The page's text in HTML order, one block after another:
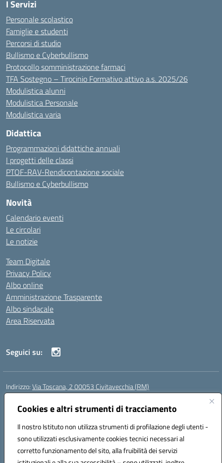
Cookies e altri strumenti di tracciamento
Il nostro Istituto non utilizza strumenti di profilazione degli utenti -
sono utilizzati esclusivamente cookies tecnici necessari al
corretto funzionamento del sito, alla fruibilità dei servizi
I Servizi
Personale scolastico
Famiglie e studenti
Percorsi di studio
Bullismo e Cyberbullismo
Protocollo somministrazione farmaci
TFA Sostegno – Tirocinio Formativo attivo a.s. 2025/26
Modulistica alunni
Modulistica Personale
Modulistica varia
Didattica
Programmazioni didattiche annuali
I progetti delle classi
PTOF-RAV-Rendicontazione sociale
Bullismo e Cyberbullismo
Novità
Calendario eventi
Le circolari
Le notizie
Team Digitale
Privacy Policy
Albo online
Amministrazione Trasparente
Albo sindacale
Area Riservata
Seguici su:
Indirizzo:Via Toscana, 2 00053 Civitavecchia (RM)
Centralino:
Posta elettronica certificata (PEC):rmic8b900g@pec.istruzione.it
Codice fiscale: 91038380589
Codice meccanografico:RMIC8B900G
Codice Indice delle Pubbliche Amministrazioni (IPA): istsc_rmic8b900g
Codice unico di fatturazione (CUF): UFP4NO